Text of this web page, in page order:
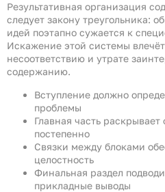
Результативная организация
следует закону треугольника:
идей поэтапно сужается к
Искажение этой системы
несоответствию и утрате
содержанию.
Вступление должно
проблемы
Главная часть
постепенно
Связки между блоками
целостность
Финальная раздел
прикладные выводы